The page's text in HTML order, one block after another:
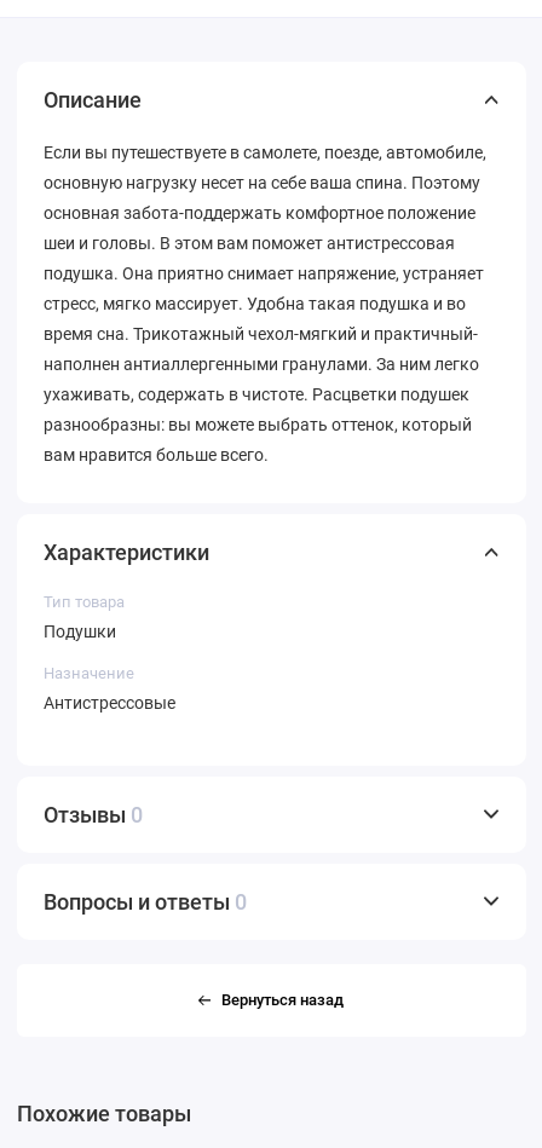
Описание
Если вы путешествуете в самолете, поезде, автомобиле,
основную нагрузку несет на себе ваша спина. Поэтому
основная забота-поддержать комфортное положение
шеи и головы. В этом вам поможет антистрессовая
подушка. Она приятно снимает напряжение, устраняет
стресс, мягко массирует. Удобна такая подушка и во
время сна. Трикотажный чехол-мягкий и практичный-
наполнен антиаллергенными гранулами. За ним легко
ухаживать, содержать в чистоте. Расцветки подушек
разнообразны: вы можете выбрать оттенок, который
вам нравится больше всего.
Характеристики
Тип товара
Подушки
Назначение
Антистрессовые
Отзывы 0
Вопросы и ответы 0
Вернуться назад
Похожие товары